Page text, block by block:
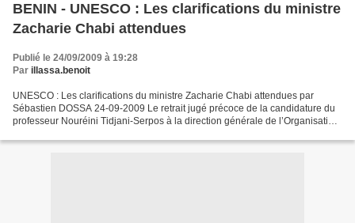
BENIN - UNESCO : Les clarifications du ministre
Zacharie Chabi attendues
Publié le 24/09/2009 à 19:28
Par illassa.benoit
UNESCO : Les clarifications du ministre Zacharie Chabi attendues par
Sébastien DOSSA 24-09-2009 Le retrait jugé précoce de la candidature du
professeur Nouréini Tidjani-Serpos à la direction générale de l’Organisation